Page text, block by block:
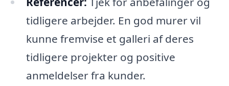
tidligere arbejder. En god murer vil
kunne fremvise et galleri af deres
tidligere projekter og positive
anmeldelser fra kunder.